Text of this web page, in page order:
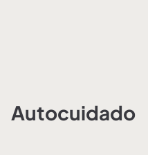
Autocuidado